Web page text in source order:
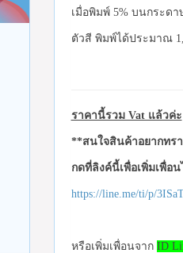
เมื่อพิมพ์ 5% บนกระด
ตัวสี พิมพ์ได้ประมาณ
ราคานี้รวม Vat แล้วค่ะ
**สนใจสินค้าอยากทร
กดที่ลิงค์นี้เพื่อเพิ่มเพื่อ
https://line.me/ti/p/
หรือเพิ่มเพื่อนจาก ID